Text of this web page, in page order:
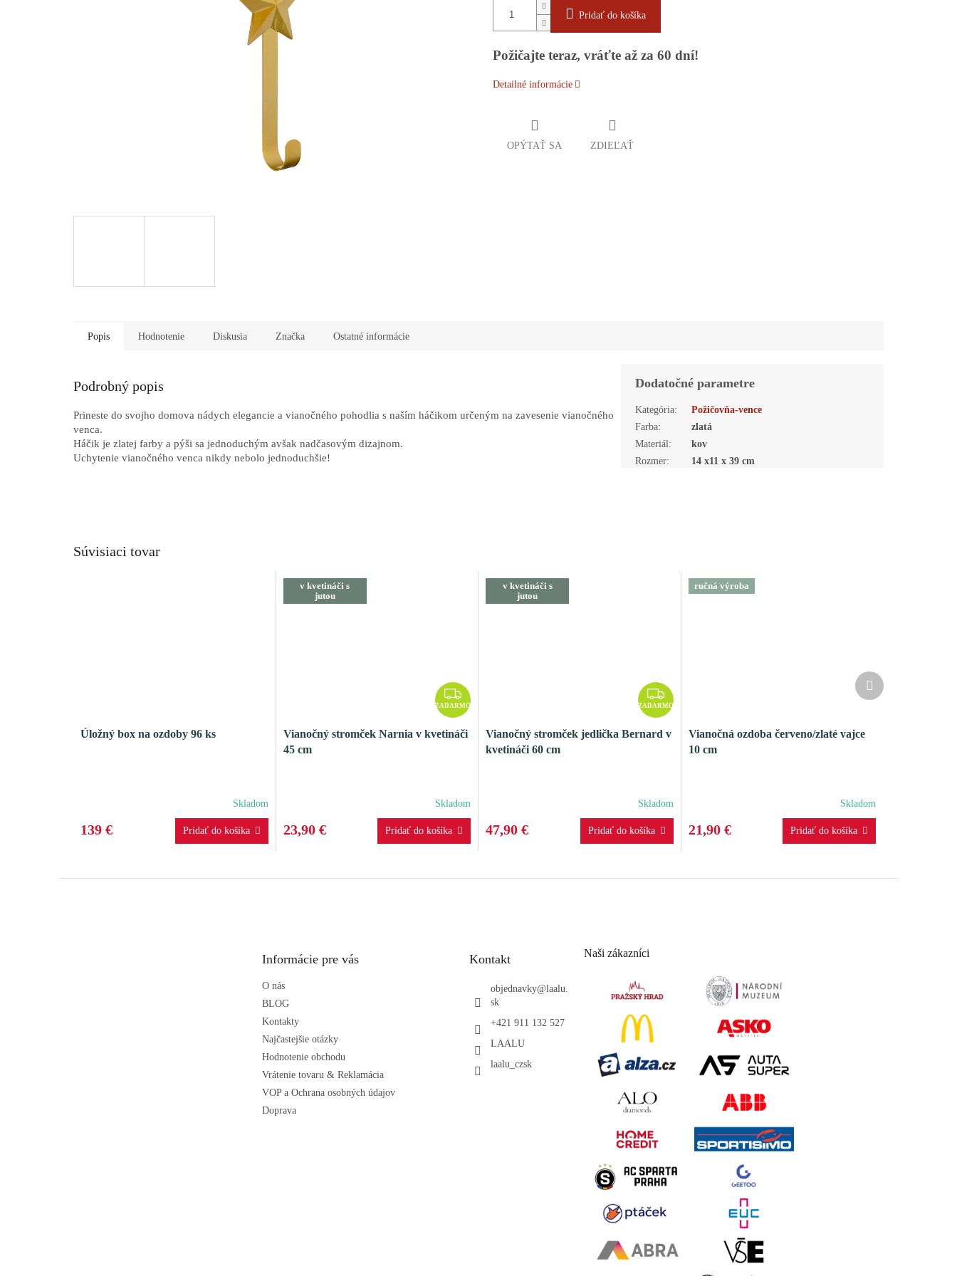
Pridať do košíka
Požičajte teraz, vráťte až za 60 dní!
Detailné informácie
OPÝTAŤ SA ZDIEĽAŤ
Súvisiaci tovar
Úložný box na ozdoby 96 ks
Skladom
139 €
v kvetináči s
jutou
Z
A
D
ZADARMO
Vianočný stromček Narnia v kvetináči
45 cm
Skladom
23,90 €
v kvetináči s
jutou
Z
A
D
ZADARMO
Vianočný stromček jedlička Bernard v
kvetináči 60 cm
Skladom
47,90 €
ručná výroba
Vianočná ozdoba červeno/zlaté vajce
10 cm
Skladom
21,90 €
Ďalší
produkt
Popis Hodnotenie Diskusia Značka Ostatné informácie
Podrobný popis
Prineste do svojho domova nádych elegancie a vianočného pohodlia s naším háčikom určeným na zavesenie vianočného
venca.
Háčik je zlatej farby a pýši sa jednoduchým avšak nadčasovým dizajnom.
Uchytenie vianočného venca nikdy nebolo jednoduchšie!
Dodatočné parametre
Kategória:
Požičovňa-vence
Farba:
zlatá
Materiál:
kov
Rozmer: 14 x11 x 39 cm
Informácie pre vás
O nás
BLOG
Kontakty
Najčastejšie otázky
Hodnotenie obchodu
Vrátenie tovaru & Reklamácia
VOP a Ochrana osobných údajov
Doprava
Kontakt
objednavky@laalu.
sk
+421 911 132 527
LAALU
laalu_czsk
Naši zákazníci
ZĽAVA 10 %